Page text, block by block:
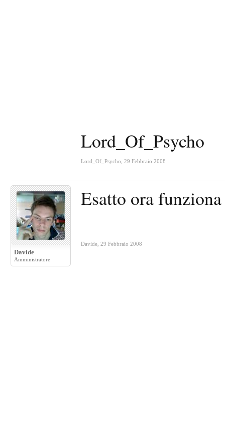
Lord_Of_Psycho
Lord_Of_Psycho 29 Febbraio 2008
Davide
Amministratore
Esatto ora
Davide 29 Febbraio 2008